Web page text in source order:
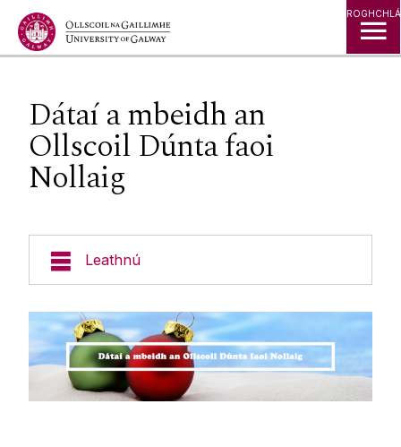
Léim go Ábhar
Dátaí a mbeidh an
Ollscoil Dúnta faoi
Nollaig
Leathnú
Eolas Fúinn
Don Fhoireann